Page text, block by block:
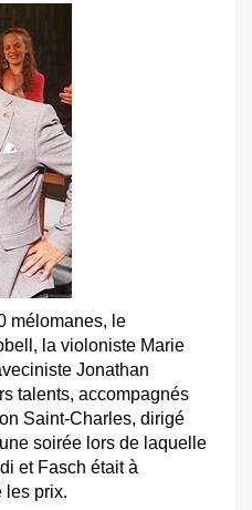
mélomanes, le
la violoniste Marie
Jonathan
talents, accompagnés
Saint-Charles, dirigé
soirée lors de laquelle
et Fasch était à
les prix.